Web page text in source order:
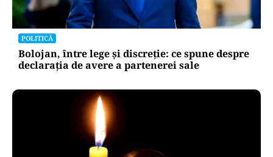
POLITICĂ
Bolojan, între lege și discreție: ce spune despre
declarația de avere a partenerei sale